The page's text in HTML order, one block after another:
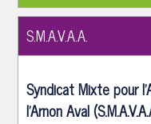
S.M.A.V.A.A.
Syndicat Mixte pour
l'Arnon Aval